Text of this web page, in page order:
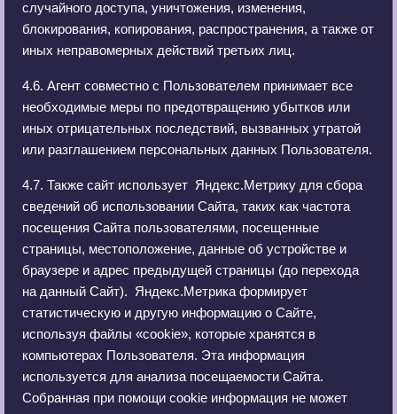
случайного доступа, уничтожения, изменения,
блокирования, копирования, распространения, а также от
иных неправомерных действий третьих лиц.
4.6. Агент совместно с Пользователем принимает все
необходимые меры по предотвращению убытков или
иных отрицательных последствий, вызванных утратой
или разглашением персональных данных Пользователя.
4.7. Также сайт использует Яндекс.Метрику для сбора
сведений об использовании Сайта, таких как частота
посещения Сайта пользователями, посещенные
страницы, местоположение, данные об устройстве и
браузере и адрес предыдущей страницы (до перехода
на данный Сайт). Яндекс.Метрика формирует
статистическую и другую информацию о Сайте,
используя файлы «cookie», которые хранятся в
компьютерах Пользователя. Эта информация
используется для анализа посещаемости Сайта.
Собранная при помощи cookie информация не может